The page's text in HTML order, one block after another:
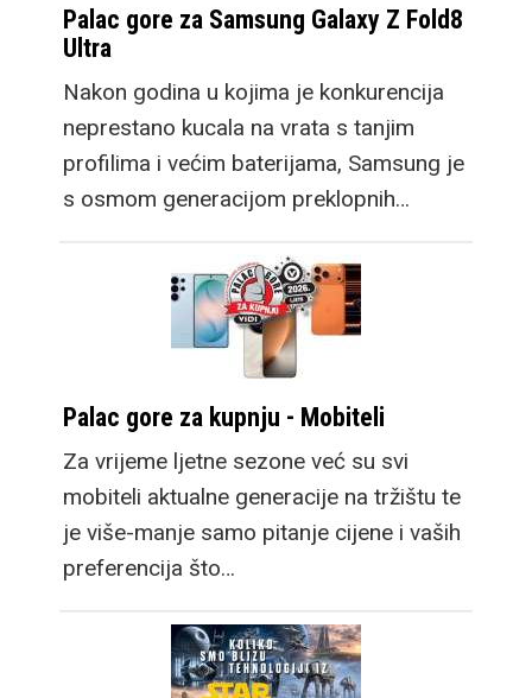
Palac gore za Samsung Galaxy Z Fold8
Ultra
Nakon godina u kojima je konkurencija
neprestano kucala na vrata s tanjim
profilima i većim baterijama, Samsung je
s osmom generacijom preklopnih…
Palac gore za kupnju - Mobiteli
Za vrijeme ljetne sezone već su svi
mobiteli aktualne generacije na tržištu te
je više-manje samo pitanje cijene i vaših
preferencija što…